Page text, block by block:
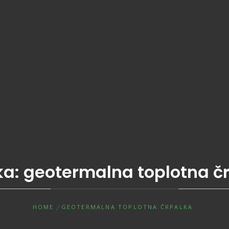
geotermalna toplotna
HOME GEOTERMALNA TOPLOTNA ČRPALKA